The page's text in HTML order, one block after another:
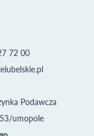
72 00
Podawcza
umopole